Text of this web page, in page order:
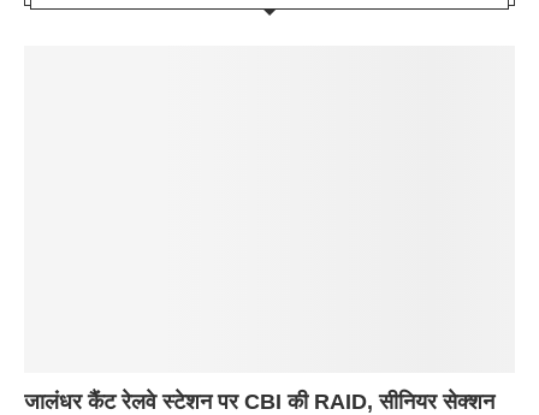
जालंधर कैंट रेलवे स्टेशन पर CBI की RAID, सीनियर सेक्शन